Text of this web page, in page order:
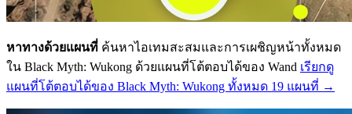
หาทางด้วยแผนที่ ค้นหาไอเทมสะสมและการเผชิญหน้าทั้งหมด
ใน Black Myth: Wukong ด้วยแผนที่โต้ตอบได้ของ Wand เรียกดู
แผนที่โต้ตอบได้ของ Black Myth: Wukong ทั้งหมด 19 แผนที่ →